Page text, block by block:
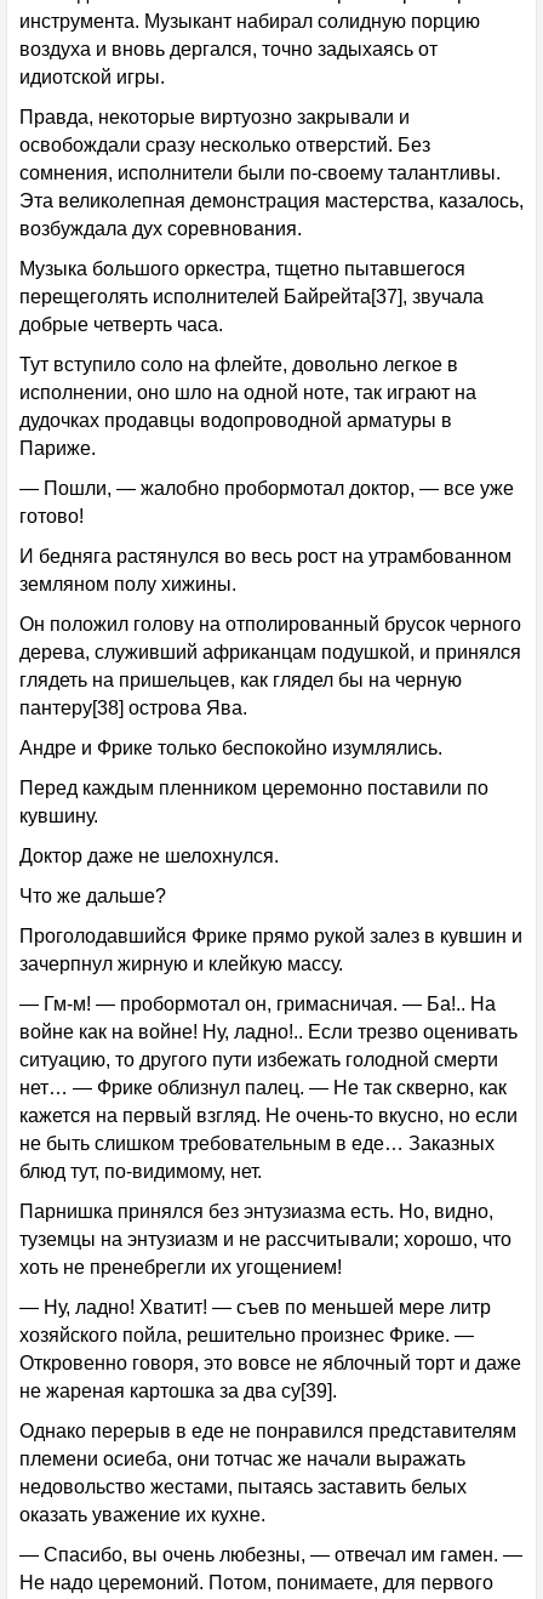
инструмента. Музыкант набирал солидную порцию
воздуха и вновь дергался, точно задыхаясь от
идиотской игры.
Правда, некоторые виртуозно закрывали и
освобождали сразу несколько отверстий. Без
сомнения, исполнители были по-своему талантливы.
Эта великолепная демонстрация мастерства, казалось,
возбуждала дух соревнования.
Музыка большого оркестра, тщетно пытавшегося
перещеголять исполнителей Байрейта[37], звучала
добрые четверть часа.
Тут вступило соло на флейте, довольно легкое в
исполнении, оно шло на одной ноте, так играют на
дудочках продавцы водопроводной арматуры в
Париже.
— Пошли, — жалобно пробормотал доктор, — все уже
готово!
И бедняга растянулся во весь рост на утрамбованном
земляном полу хижины.
Он положил голову на отполированный брусок черного
дерева, служивший африканцам подушкой, и принялся
глядеть на пришельцев, как глядел бы на черную
пантеру[38] острова Ява.
Андре и Фрике только беспокойно изумлялись.
Перед каждым пленником церемонно поставили по
кувшину.
Доктор даже не шелохнулся.
Что же дальше?
Проголодавшийся Фрике прямо рукой залез в кувшин и
зачерпнул жирную и клейкую массу.
— Гм-м! — пробормотал он, гримасничая. — Ба!.. На
войне как на войне! Ну, ладно!.. Если трезво оценивать
ситуацию, то другого пути избежать голодной смерти
нет… — Фрике облизнул палец. — Не так скверно, как
кажется на первый взгляд. Не очень-то вкусно, но если
не быть слишком требовательным в еде… Заказных
блюд тут, по-видимому, нет.
Парнишка принялся без энтузиазма есть. Но, видно,
туземцы на энтузиазм и не рассчитывали; хорошо, что
хоть не пренебрегли их угощением!
— Ну, ладно! Хватит! — съев по меньшей мере литр
хозяйского пойла, решительно произнес Фрике. —
Откровенно говоря, это вовсе не яблочный торт и даже
не жареная картошка за два су[39].
Однако перерыв в еде не понравился представителям
племени осиеба, они тотчас же начали выражать
недовольство жестами, пытаясь заставить белых
оказать уважение их кухне.
— Спасибо, вы очень любезны, — отвечал им гамен. —
Не надо церемоний. Потом, понимаете, для первого